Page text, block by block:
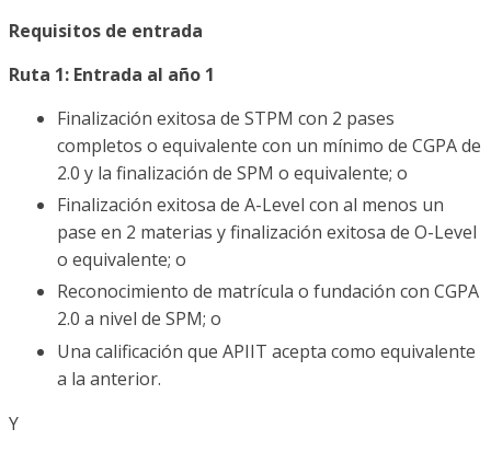
Requisitos de entrada
Ruta 1: Entrada al año 1
Finalización exitosa de STPM con 2 pases
completos o equivalente con un mínimo de CGPA de
2.0 y la finalización de SPM o equivalente; o
Finalización exitosa de A-Level con al menos un
pase en 2 materias y finalización exitosa de O-Level
o equivalente; o
Reconocimiento de matrícula o fundación con CGPA
2.0 a nivel de SPM; o
Una calificación que APIIT acepta como equivalente
a la anterior.
Y